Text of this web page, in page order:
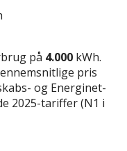
på 4.000 kWh.
pris
og Energinet-
2025-tariffer (N1 i